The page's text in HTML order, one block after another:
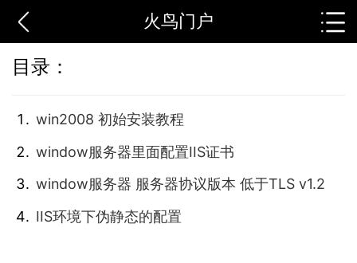
火鸟门户
目录：
win2008 初始安装教程
window服务器里面配置IIS证书
window服务器 服务器协议版本 低于TLS v1.2
IIS环境下伪静态的配置